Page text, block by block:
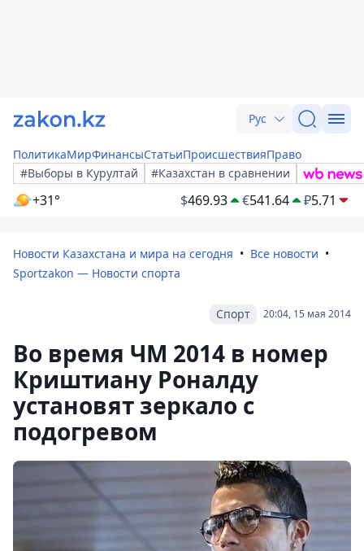
Рус
ПолитикаМирФинансыСтатьиПроисшествияПраво
#Выборы в Курултай
#Казахстан в сравнении
+31° $469.93 €541.64 ₽5.71
Новости Казахстана и мира на сегодня
Все новости
Sportzakon — Новости спорта
20:04, 15 мая 2014
Спорт
Во время ЧМ 2014 в номер
Криштиану Роналду
установят зеркало с
подогревом